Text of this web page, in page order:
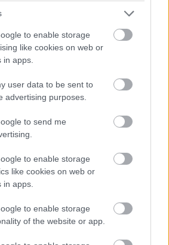
to enable storage
like cookies on web or
apps.
user data to be sent to
advertising purposes.
to send me
to enable storage
like cookies on web or
apps.
to enable storage
of the website or app.
26. 7. 2026
valom nas čaka
vremenoslovcev